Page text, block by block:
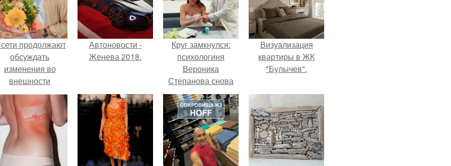
продолжают
обсуждать
изменения во
внешности
актрисы.
Автоновости -
Женева 2018.
Круг замкнулся:
психологиня
Вероника
Степанова снова
вышла замуж за
собственного
бывшего мужа.
Визуализация
квартиры в ЖК
"Булычев".